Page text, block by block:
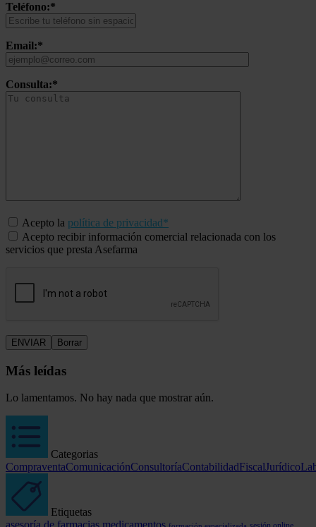
Teléfono:*
Email:*
Consulta:*
Acepto la política de privacidad*
Acepto recibir información comercial relacionada con los
servicios que presta Asefarma
Más leídas
Lo lamentamos. No hay nada que mostrar aún.
Categorias
CompraventaComunicaciónConsultoríaContabilidadFiscalJurídico
Etiquetas